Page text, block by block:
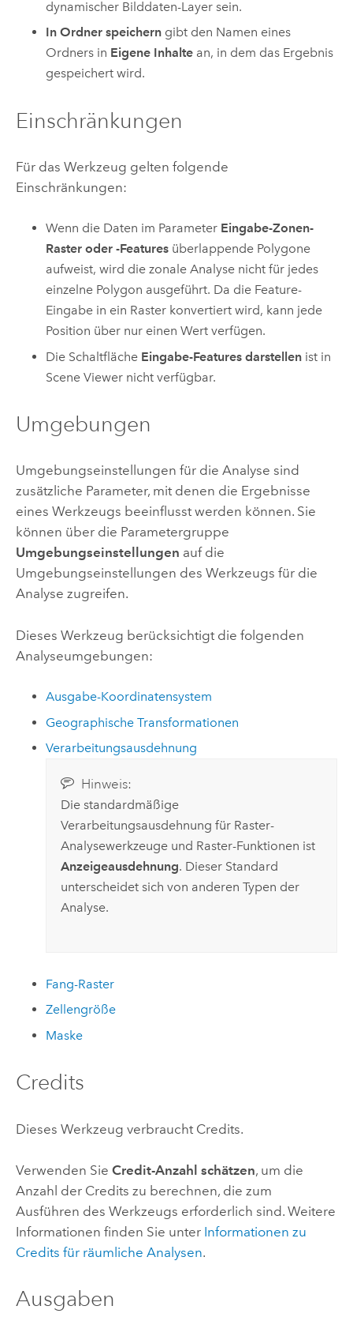
dynamischer Bilddaten-Layer sein.
In Ordner speichern gibt den Namen eines
Ordners in Eigene Inhalte an, in dem das Ergebnis
gespeichert wird.
Einschränkungen
Für das Werkzeug gelten folgende
Einschränkungen:
Wenn die Daten im Parameter Eingabe-Zonen-
Raster oder -Features überlappende Polygone
aufweist, wird die zonale Analyse nicht für jedes
einzelne Polygon ausgeführt. Da die Feature-
Eingabe in ein Raster konvertiert wird, kann jede
Position über nur einen Wert verfügen.
Die Schaltfläche Eingabe-Features darstellen ist in
Scene Viewer nicht verfügbar.
Umgebungen
Umgebungseinstellungen für die Analyse sind
zusätzliche Parameter, mit denen die Ergebnisse
eines Werkzeugs beeinflusst werden können. Sie
können über die Parametergruppe
Umgebungseinstellungen auf die
Umgebungseinstellungen des Werkzeugs für die
Analyse zugreifen.
Dieses Werkzeug berücksichtigt die folgenden
Analyseumgebungen:
Ausgabe-Koordinatensystem
Geographische Transformationen
Verarbeitungsausdehnung
Hinweis:
Die standardmäßige
Verarbeitungsausdehnung für Raster-
Analysewerkzeuge und Raster-Funktionen ist
Anzeigeausdehnung. Dieser Standard
unterscheidet sich von anderen Typen der
Analyse.
Fang-Raster
Zellengröße
Maske
Credits
Dieses Werkzeug verbraucht Credits.
Verwenden Sie Credit-Anzahl schätzen, um die
Anzahl der Credits zu berechnen, die zum
Ausführen des Werkzeugs erforderlich sind. Weitere
Informationen finden Sie unter Informationen zu
Credits für räumliche Analysen.
Ausgaben